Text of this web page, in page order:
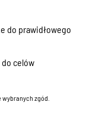
do prawidłowego
celów
zgód.